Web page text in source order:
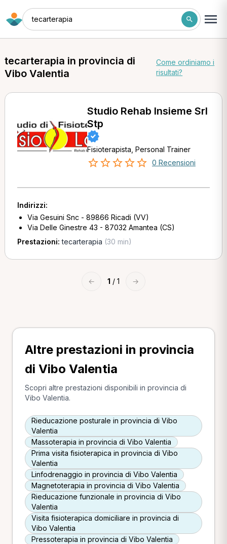
tecarterapia
tecarterapia in provincia di
Vibo Valentia
Come ordiniamo i
risultati?
Studio Rehab Insieme Srl
Stp
Fisioterapista, Personal Trainer
0 Recensioni
Indirizzi:
Via Gesuini Snc - 89866 Ricadi (VV)
Via Delle Ginestre 43 - 87032 Amantea (CS)
Prestazioni:tecarterapia (30 min)
← 1 / 1 →
Altre prestazioni in provincia
di Vibo Valentia
Scopri altre prestazioni disponibili in provincia di
Vibo Valentia.
Rieducazione posturale in provincia di Vibo
Valentia
Massoterapia in provincia di Vibo Valentia
Prima visita fisioterapica in provincia di Vibo
Valentia
Linfodrenaggio in provincia di Vibo Valentia
Magnetoterapia in provincia di Vibo Valentia
Rieducazione funzionale in provincia di Vibo
Valentia
Visita fisioterapica domiciliare in provincia di
Vibo Valentia
Pressoterapia in provincia di Vibo Valentia